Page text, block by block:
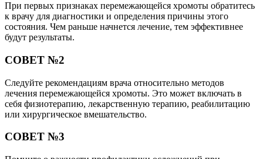
При первых признаках перемежающейся хромоты обратитесь
к врачу для диагностики и определения причины этого
состояния. Чем раньше начнется лечение, тем эффективнее
будут результаты.
СОВЕТ №2
Следуйте рекомендациям врача относительно методов
лечения перемежающейся хромоты. Это может включать в
себя физиотерапию, лекарственную терапию, реабилитацию
или хирургическое вмешательство.
СОВЕТ №3